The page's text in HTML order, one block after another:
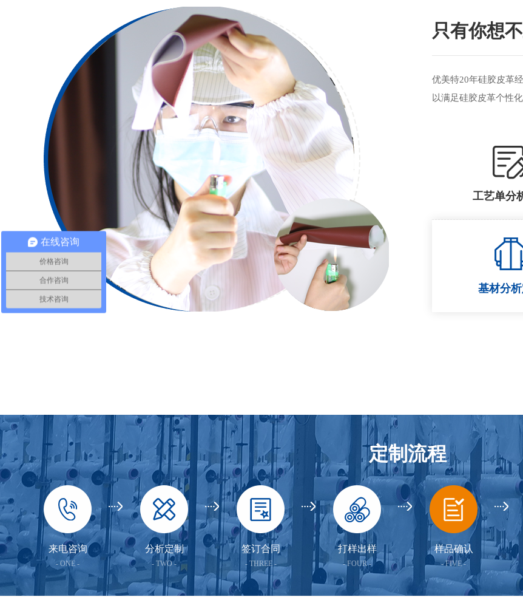
只有你想
优美特20年硅胶皮革
以满足硅胶皮革个性
工艺单分
基材分析
定制流程
来电咨询
- ONE -
分析定制
- TWO -
签订合同
- THREE -
打样出样
- FOUR -
样品确认
- FIVE -
在线咨询
价格咨询
合作咨询
技术咨询